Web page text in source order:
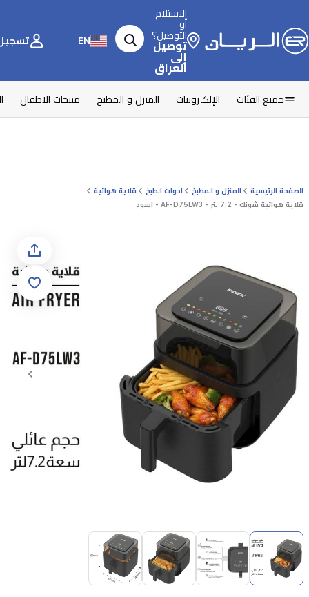
الاستلام
أو
التوصيل؟
توصيل
إلى
العراق
EN تسجيل
جميع الفئات الإلكترونيات المنزل و المطبخ منتجات الاطفال
الصفحة الرئيسية المنزل و المطبخ ادوات الطبخ
قلاية هوائية
قلاية هوائية شونك - 7.2 لتر - AF-D75LW3 - اسود
Item
1
of
4